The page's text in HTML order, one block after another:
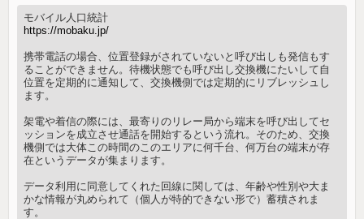
モバイル人口統計
https://mobaku.jp/
携帯電話の場合、位置登録がされていないと呼び出しも発信もす
ることができません。待機状態でも呼び出し交換機にたいして自
位置を定期的に通知して、交換機側では定期的にリブレッシュし
ます。
架電や着信の際には、最寄りのリレー局から端末を呼び出してセ
ッションを成立させ通話を開始するという流れ。そのため、交換
機側では大体この時間のこのエリアに何千台、何万台の端末が存
在というデータが集まります。
データ利用に同意してくれた回線に関しては、年齢や性別や大ま
かな情報が丸められて（個人が特的できない形で）蓄積されま
す。